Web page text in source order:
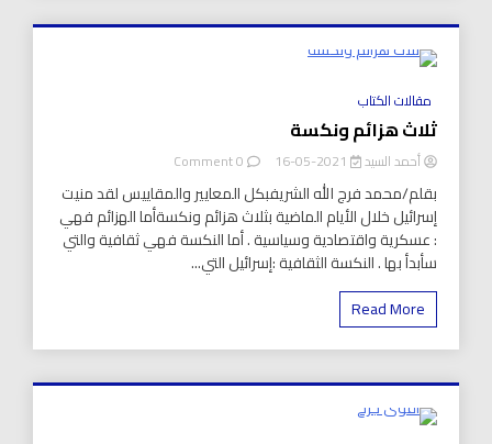
مقالات الكتاب
ثلاث هزائم ونكسة
أحمد السيد 0 Comment
هزائم
ونكسة
بقلم/محمد فرج الله الشريفبكل المعايير والمقاييس لقد منيت
إسرائيل خلال الأيام الماضية بثلاث هزائم ونكسةأما الهزائم فهي
: عسكرية واقتصادية وسياسية . أما النكسة فهي ثقافية والتي
سأبدأ بها . النكسة الثقافية :إسرائيل التي...
Read More